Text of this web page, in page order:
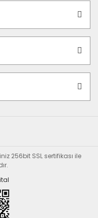
256bit SSL sertifikası ile